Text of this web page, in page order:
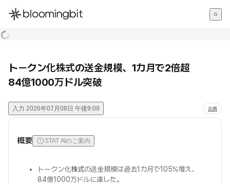
한국어
トークン化株式の送金規模、1カ月で2倍超
84億1000万ドル突破
入力 2026年07月08日 午後9:09 出典
概要 STAT AIのご案内
トークン化株式の送金規模は過去1カ月で105%増え、
84億1000万ドルに達した。